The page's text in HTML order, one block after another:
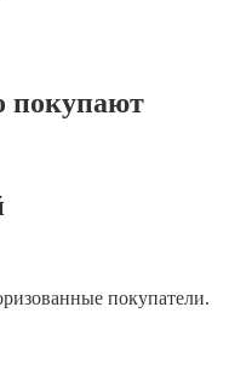
покупают
покупатели.